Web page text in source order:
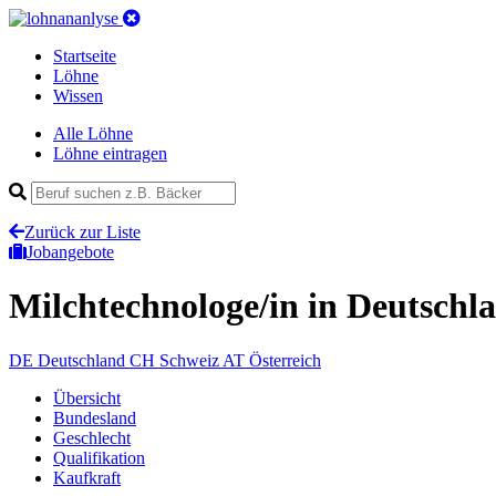
Startseite
Löhne
Wissen
Alle Löhne
Löhne eintragen
Zurück zur Liste
Jobangebote
Milchtechnologe/in in
DE Deutschland CH Schweiz AT Österreich
Übersicht
Bundesland
Geschlecht
Qualifikation
Kaufkraft